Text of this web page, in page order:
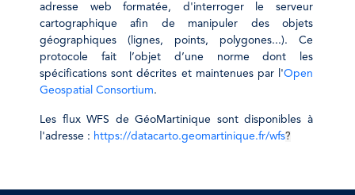
adresse web formatée, d'interroger le serveur
cartographique afin de manipuler des objets
géographiques (lignes, points, polygones...). Ce
protocole fait l’objet d’une norme dont les
spécifications sont décrites et maintenues par l'Open
Geospatial Consortium.
Les flux WFS de GéoMartinique sont disponibles à
l'adresse : https://datacarto.geomartinique.fr/wfs?